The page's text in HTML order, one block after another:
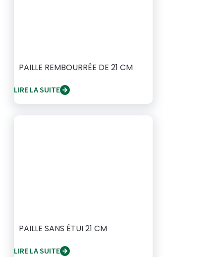
PAILLE REMBOURRÉE DE 21 CM
LIRE LA SUITE
PAILLE SANS ÉTUI 21 CM
LIRE LA SUITE